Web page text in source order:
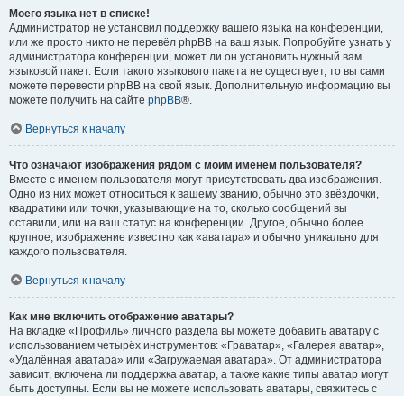
Моего языка нет в списке!
Администратор не установил поддержку вашего языка на конференции,
или же просто никто не перевёл phpBB на ваш язык. Попробуйте узнать у
администратора конференции, может ли он установить нужный вам
языковой пакет. Если такого языкового пакета не существует, то вы сами
можете перевести phpBB на свой язык. Дополнительную информацию вы
можете получить на сайте phpBB®.
Вернуться к началу
Что означают изображения рядом с моим именем пользователя?
Вместе с именем пользователя могут присутствовать два изображения.
Одно из них может относиться к вашему званию, обычно это звёздочки,
квадратики или точки, указывающие на то, сколько сообщений вы
оставили, или на ваш статус на конференции. Другое, обычно более
крупное, изображение известно как «аватара» и обычно уникально для
каждого пользователя.
Вернуться к началу
Как мне включить отображение аватары?
На вкладке «Профиль» личного раздела вы можете добавить аватару с
использованием четырёх инструментов: «Граватар», «Галерея аватар»,
«Удалённая аватара» или «Загружаемая аватара». От администратора
зависит, включена ли поддержка аватар, а также какие типы аватар могут
быть доступны. Если вы не можете использовать аватары, свяжитесь с